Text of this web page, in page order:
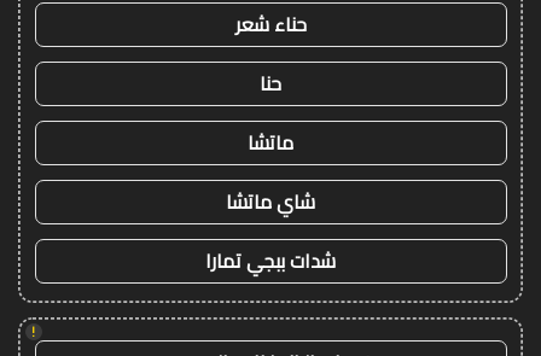
حناء شعر
حنا
ماتشا
شاي ماتشا
شدات ببجي تمارا
!